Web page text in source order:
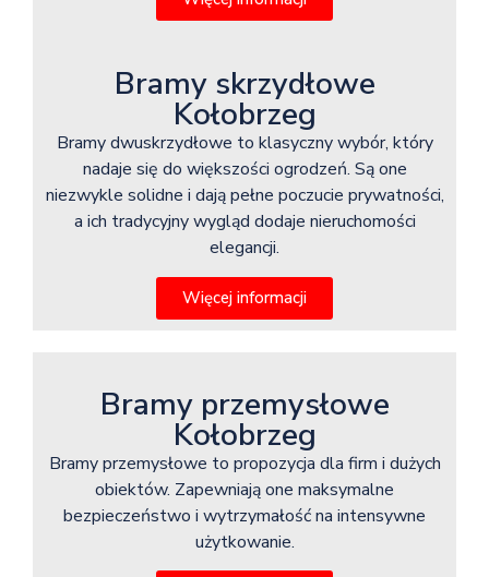
Bramy skrzydłowe
Kołobrzeg
Bramy dwuskrzydłowe to klasyczny wybór, który
nadaje się do większości ogrodzeń. Są one
niezwykle solidne i dają pełne poczucie prywatności,
a ich tradycyjny wygląd dodaje nieruchomości
elegancji.
Więcej informacji
Bramy przemysłowe
Kołobrzeg
Bramy przemysłowe to propozycja dla firm i dużych
obiektów. Zapewniają one maksymalne
bezpieczeństwo i wytrzymałość na intensywne
użytkowanie.